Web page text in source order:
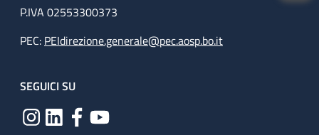
P.IVA 02553300373
PEC: PEIdirezione.generale@pec.aosp.bo.it
SEGUICI SU